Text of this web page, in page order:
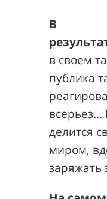
В
в своем
публика
делится
миром,
заряжать